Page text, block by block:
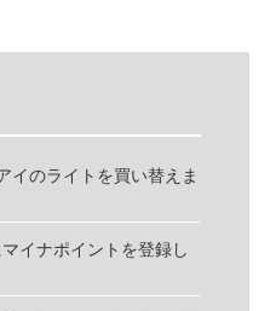
イのライトを買い替えま
イナポイントを登録し